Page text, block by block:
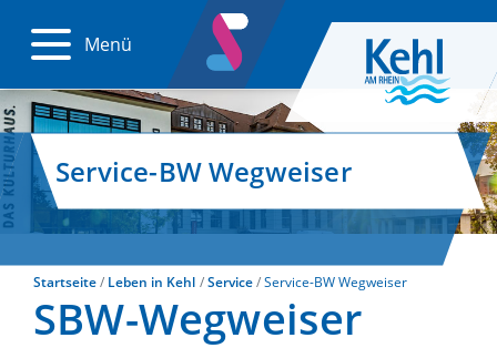
Menü
Service-BW Wegweiser
Startseite Leben in Kehl Service Service-BW Wegweiser
SBW-Wegweiser